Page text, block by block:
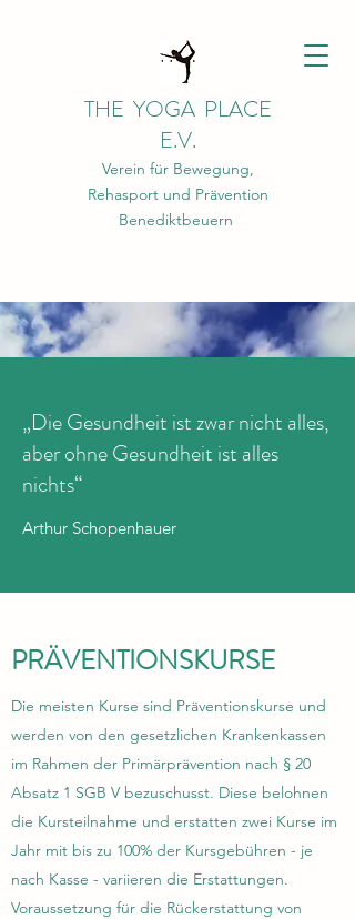
THE YOGA PLACE
E.V.
Verein für Bewegung,
Rehasport und Prävention
Benediktbeuern
Benediktbeuern
Yoga
Wirbelsäulengymnastik
Funktionelles Training
Pilates
Beckenbodentraining
Rehasport
FITmitKid - Mutter-Kind-Kurse
„Die Gesundheit ist zwar nicht alles,
aber ohne Gesundheit ist alles
nichts“
Arthur Schopenhauer
PRÄVENTIONSKURSE
Die meisten Kurse sind Präventionskurse und
werden von den gesetzlichen Krankenkassen
im Rahmen der Primärprävention nach § 20
Absatz 1 SGB V bezuschusst. Diese belohnen
die Kursteilnahme und erstatten zwei Kurse im
Jahr mit bis zu 100% der Kursgebühren - je
nach Kasse - variieren die Erstattungen.
Voraussetzung für die Rückerstattung von